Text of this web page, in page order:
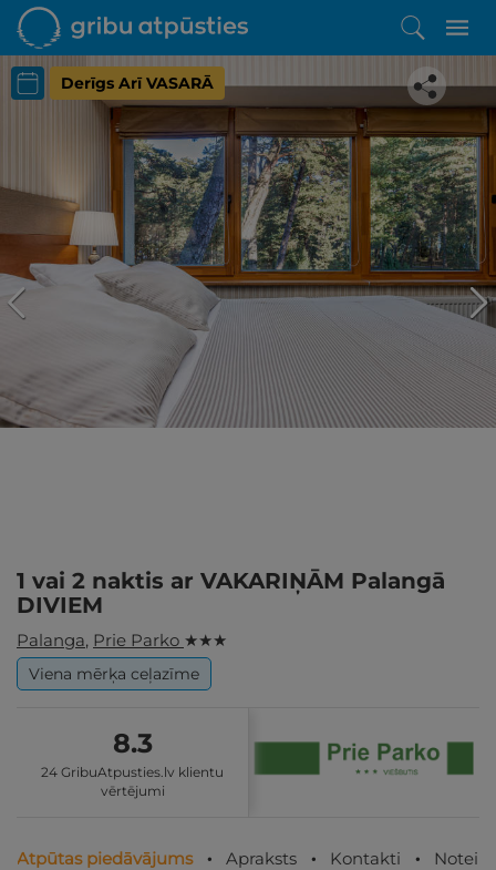
Derīgs Arī VASARĀ
Iepatikās šis piedāvājums?
Līdz brīnišķīgai atpūtai atlikuši tikai daži soļi
PĒRKU
1 vai 2 naktis ar VAKARIŅĀM Palangā
DIVIEM
Palanga, Prie Parko ★ ★ ★
Viena mērķa ceļazīme
8.3
24 GribuAtpusties.lv klientu
vērtējumi
Atpūtas piedāvājums Apraksts Kontakti